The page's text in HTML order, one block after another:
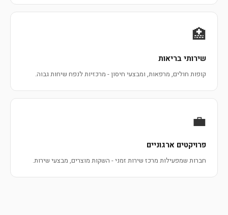
🏥
שירותי בריאות
קופות חולים, מרפאות, ומבצעי חיסון - מרכזיות לנפח שיחות גבוה.
💼
פרויקטים ארגוניים
חברות שמפעילות מרכז שירות זמני - השקות מוצרים, מבצעי שירות.